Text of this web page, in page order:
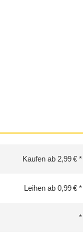
Kaufen ab 2,99 €
Leihen ab 0,99 €